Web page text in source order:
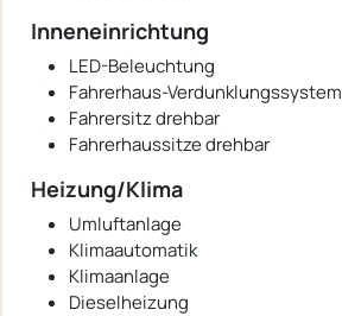
Inneneinrichtung
LED-Beleuchtung
Fahrerhaus-Verdunklungssystem
Fahrersitz drehbar
Fahrerhaussitze drehbar
Heizung/Klima
Umluftanlage
Klimaautomatik
Klimaanlage
Dieselheizung